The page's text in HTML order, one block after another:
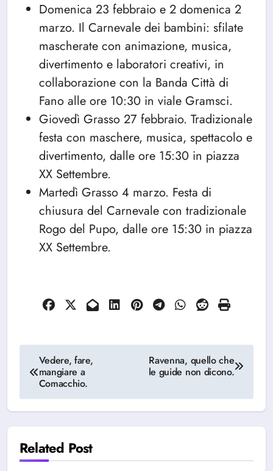
Domenica 23 febbraio e 2 domenica 2
marzo. Il Carnevale dei bambini: sfilate
mascherate con animazione, musica,
divertimento e laboratori creativi, in
collaborazione con la Banda Città di
Fano alle ore 10:30 in viale Gramsci.
Giovedì Grasso 27 febbraio. Tradizionale
festa con maschere, musica, spettacolo e
divertimento, dalle ore 15:30 in piazza
XX Settembre.
Martedì Grasso 4 marzo. Festa di
chiusura del Carnevale con tradizionale
Rogo del Pupo, dalle ore 15:30 in piazza
XX Settembre.
Navigazione
articoli
Vedere, fare,
mangiare a
Comacchio.
Ravenna, quello che
le guide non dicono.
Related Post